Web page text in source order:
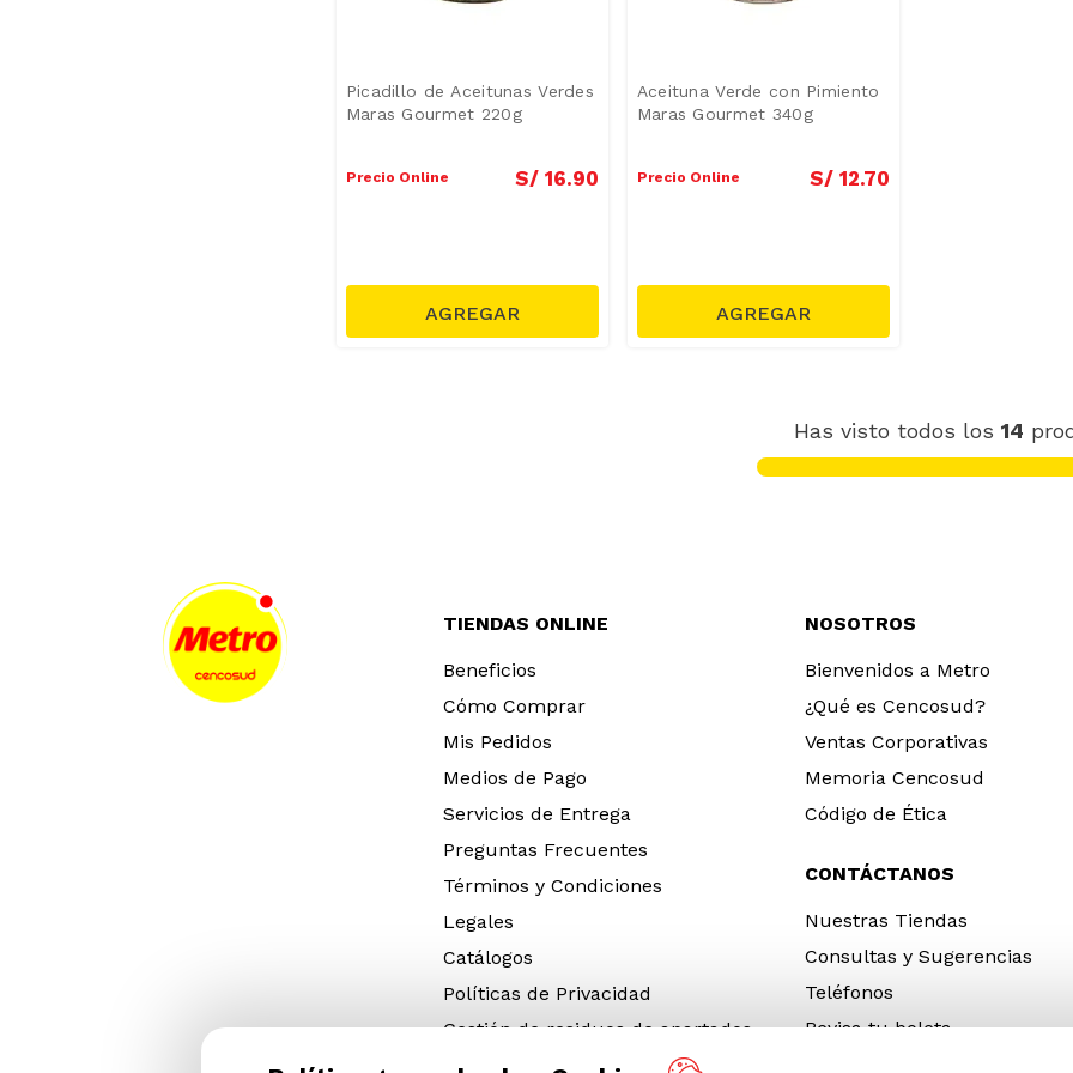
Picadillo de Aceitunas Verdes
Maras Gourmet 220g
Precio Online S/ 16.90
Aceituna Verde con Pimiento
Maras Gourmet 340g
Precio Online S/ 12.70
Has visto todos los14
TIENDAS ONLINE
Beneficios
Cómo Comprar
Mis Pedidos
Medios de Pago
Servicios de Entrega
Preguntas Frecuentes
Términos y Condiciones
Legales
Catálogos
Políticas de Privacidad
Gestión de residuos de apartados
NOSOTROS
Bienvenidos a Metro
¿Qué es Cencosud?
Ventas Corporativas
Memoria Cencosud
Código de Ética
CONTÁCTANOS
Nuestras Tiendas
Consultas y Sugerencias
Teléfonos
Revisa tu boleta